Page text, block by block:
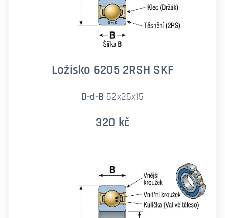
Ložisko 6205 2RSH SKF
D-d-B 52x25x15
320 kč